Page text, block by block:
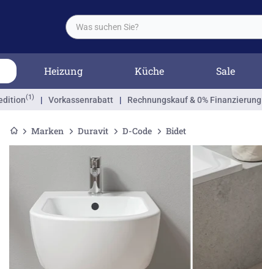
Heizung Küche Sale
(1) | Vorkassenrabatt | Rechnungskauf & 0% Finanzierung
Marken Duravit D-Code Bidet